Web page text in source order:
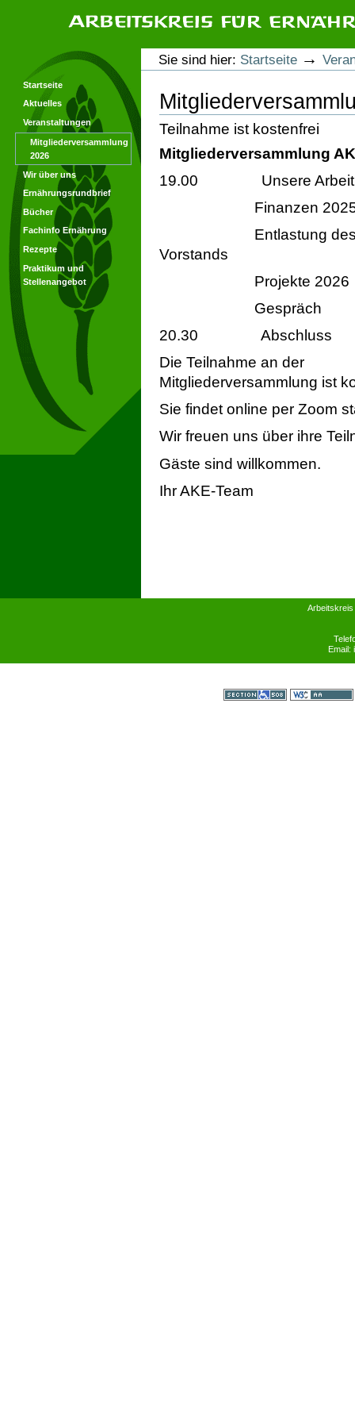
Benutzerspezifische
Werkzeuge
Startseite
Aktuelles
Veranstaltungen
Mitgliederversammlung
2026
Wir über uns
Ernährungsrundbrief
Bücher
Fachinfo Ernährung
Rezepte
Praktikum und
Stellenangebot
Sie sind hier: Startseite →
Teilnahme ist kostenfrei
Mitgliederversammlung
19.00 Unsere Arbeit
Finanzen
Entlastung
Vorstands
Projekte 2026
Gespräch
20.30 Abschluss
Die Teilnahme an der
Mitgliederversammlung ist
Sie findet online per Zoom
Wir freuen uns über ihre
Gäste sind willkommen.
Ihr AKE-Team
Email: